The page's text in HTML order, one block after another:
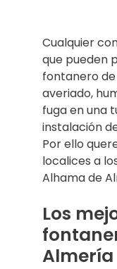
Cualquier
que pueden
fontanero
averiado,
fuga en una
instalación
Por ello
localices a
Alhama de
Los
Almería